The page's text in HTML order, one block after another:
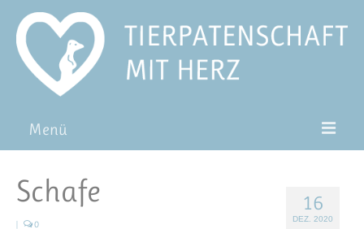
Menü
Pat*in werden 16
DEZ. 2020
Schafe
| 0